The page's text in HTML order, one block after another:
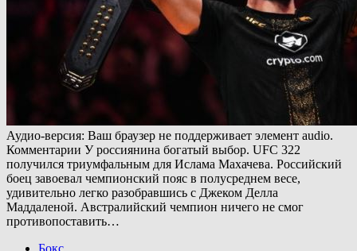
Аудио-версия: Ваш браузер не поддерживает элемент audio.
Комментарии У россиянина богатый выбор. UFC 322
получился триумфальным для Ислама Махачева. Российский
боец завоевал чемпионский пояс в полусреднем весе,
удивительно легко разобравшись с Джеком Делла
Маддаленой. Австралийский чемпион ничего не смог
противопоставить…
Бокс